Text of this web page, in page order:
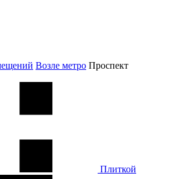
Возле метро Проспект
Плиткой